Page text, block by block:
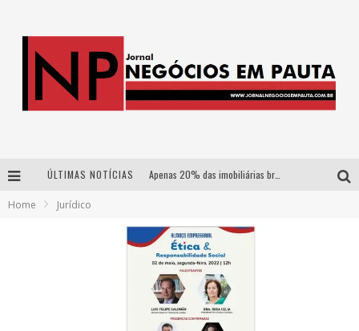
ÚLTIMAS NOTÍCIAS Apenas 20% das imobiliárias brasileiras utilizam IA e OLX quer mudar este cenário
Home Jurídico